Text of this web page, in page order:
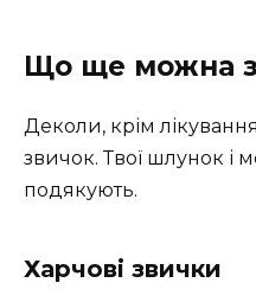
Що ще можна
Деколи, крім
звичок. Твої шлунок і
подякують.
Харчові звички